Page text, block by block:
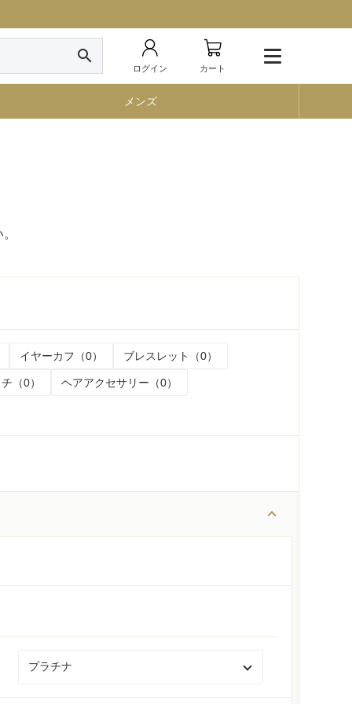
search
ログイン カート
メンズ
イヤーカフ（0） ブレスレット（0）
（0） ヘアアクセサリー（0）